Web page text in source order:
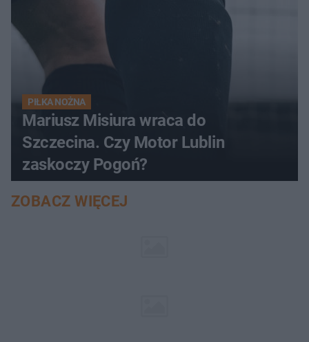
PIŁKA NOŻNA
Mariusz Misiura wraca do
Szczecina. Czy Motor Lublin
zaskoczy Pogoń?
ZOBACZ WIĘCEJ